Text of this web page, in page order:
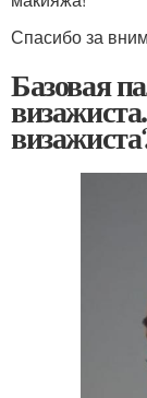
Спасибо за
Базовая